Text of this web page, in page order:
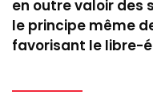
en outre valoir des
le principe même
favorisant le libre-